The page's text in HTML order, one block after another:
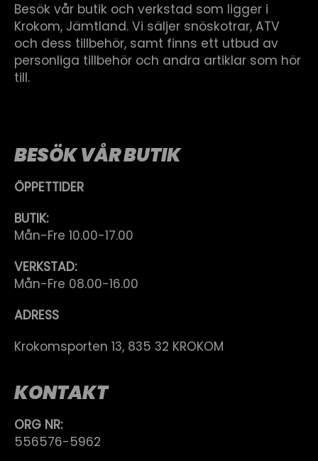
Besök vår butik och verkstad som ligger i
Krokom, Jämtland. Vi säljer snöskotrar, ATV
och dess tillbehör, samt finns ett utbud av
personliga tillbehör och andra artiklar som hör
till.
BESÖK VÅR BUTIK
ÖPPETTIDER
BUTIK:
Mån-Fre 10.00-17.00
VERKSTAD:
Mån-Fre 08.00-16.00
ADRESS
Krokomsporten 13, 835 32 KROKOM
KONTAKT
ORG NR:
556576-5962